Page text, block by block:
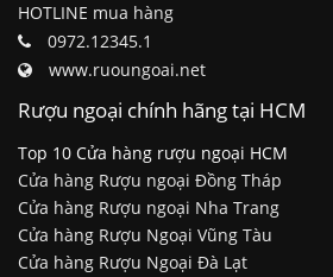
HOTLINE mua hàng
0972.12345.1
www.ruoungoai.net
Rượu ngoại chính hãng tại HCM
Top 10 Cửa hàng rượu ngoại HCM
Cửa hàng Rượu ngoại Đồng Tháp
Cửa hàng Rượu ngoại Nha Trang
Cửa hàng Rượu Ngoại Vũng Tàu
Cửa hàng Rượu Ngoại Đà Lạt